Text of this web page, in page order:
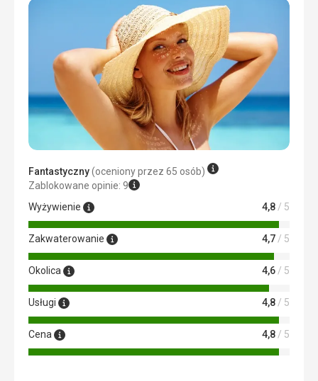
Fantastyczny(oceniony przez 65 osób)
Zablokowane opinie: 9
Wyżywienie
4,8 / 5
Zakwaterowanie 4,7 / 5
Okolica 4,6 / 5
Usługi 4,8 / 5
Cena 4,8 / 5